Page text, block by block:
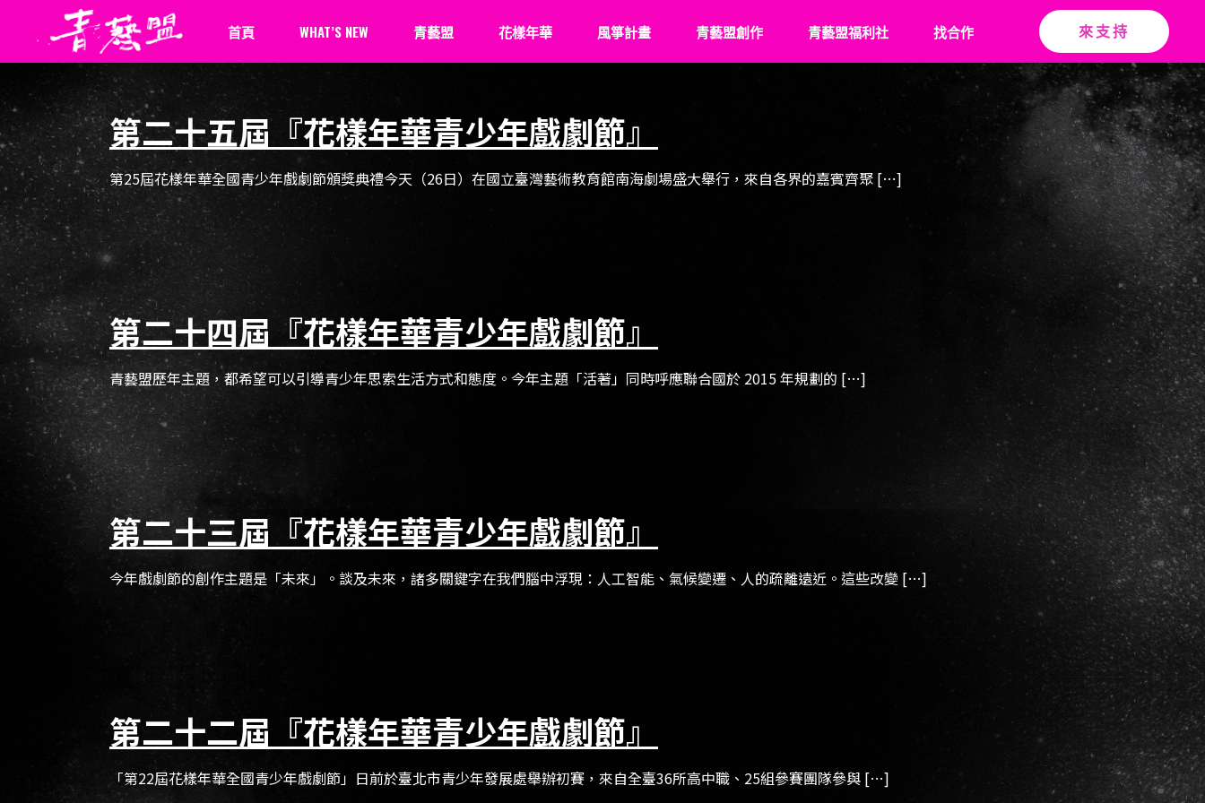
首頁 WHAT’S NEW
新聞報導
青藝盟
青藝盟事紀
青藝盟幹部
花樣年華
花樣成長史
傑出花友
風箏計畫
飛翔記事
牽風箏的人
青藝盟創作 青藝盟福利社 找合作 來支持
第二十五屆『花樣年華青少年戲劇節』
第25屆花樣年華全國青少年戲劇節頒獎典禮今天（26日）在國立臺灣藝術教育館南海劇場盛大舉行，來自各界的嘉賓齊聚 […]
第二十四屆『花樣年華青少年戲劇節』
青藝盟歷年主題，都希望可以引導青少年思索生活方式和態度。今年主題「活著」同時呼應聯合國於 2015 年規劃的 […]
第二十三屆『花樣年華青少年戲劇節』
今年戲劇節的創作主題是「未來」。談及未來，諸多關鍵字在我們腦中浮現：人工智能、氣候變遷、人的疏離遠近。這些改變 […]
第二十二屆『花樣年華青少年戲劇節』
「第22屆花樣年華全國青少年戲劇節」日前於臺北市青少年發展處舉辦初賽，來自全臺36所高中職、25組參賽團隊參與 […]